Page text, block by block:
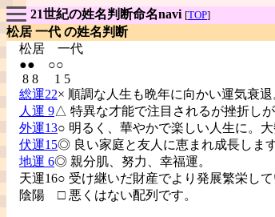
21世紀の姓名判断命名navi [TOP]
松居 一代 の姓名判断
松居 一代
●● ○○
8 8 1 5
総運22× 順調な人生も晩年に向かい運気衰
人運 9△ 特異な才能で注目されるが挫折しが
外運13○ 明るく、華やかで楽しい人生に。
伏運15◎ 良い家庭と友人に恵まれ成長します
地運 6◎ 親分肌、努力、幸福運。
天運16○ 受け継いだ財産でより発展繁栄して
陰陽 □ 悪くはない配列です。